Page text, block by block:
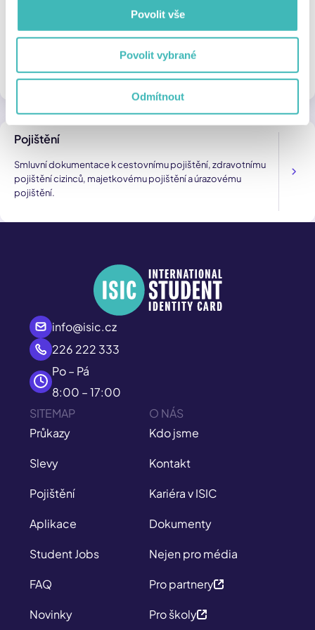
Povolit vše
Povolit vybrané
Odmítnout
Obchodní podmínky se týkají průkazů ISIC, ISIC Scholar, ITIC,
IYTC, AliveID student a AliveID zaměstnanec objednaných
prostřednictvím online systému na isic.cz nebo na ZČU,
UPCE a AMBIS VŠ.
Pojištění
Smluvní dokumentace k cestovnímu pojištění, zdravotnímu
pojištění cizinců, majetkovému pojištění a úrazovému
pojištění.
info@isic.cz
226 222 333
Po – Pá
8:00 – 17:00
SITEMAP
Průkazy
Slevy
Pojištění
Aplikace
Student Jobs
FAQ
Novinky
O NÁS
Kdo jsme
Kontakt
Kariéra v ISIC
Dokumenty
Nejen pro média
Pro partnery
Pro školy